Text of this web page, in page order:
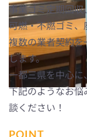
事業ゴミ定期回
可燃・不燃ゴミ
複数の業者契約
します。
一都三県を中心
下記のようなお
談ください！
POINT